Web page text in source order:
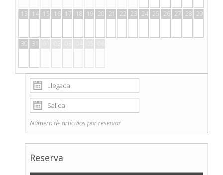
13 14 15 16 17 18 19 20 21 22 23 24 25 26 27 28 29
30 31
Número de artículos por reservar
Reserva